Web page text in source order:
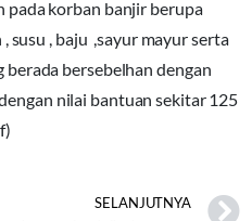
pada korban banjir berupa
susu , baju ,sayur mayur serta
bersebelhan dengan
nilai bantuan sekitar 125
SELANJUTNYA